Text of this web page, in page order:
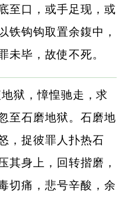
至口，或手足现，或
铁钩钩取置余鍑中，
未毕，故使不死。
狱，慞惶驰走，求
至石磨地狱。石磨地
，捉彼罪人扑热石
其身上，回转揩磨，
切痛，悲号辛酸，余